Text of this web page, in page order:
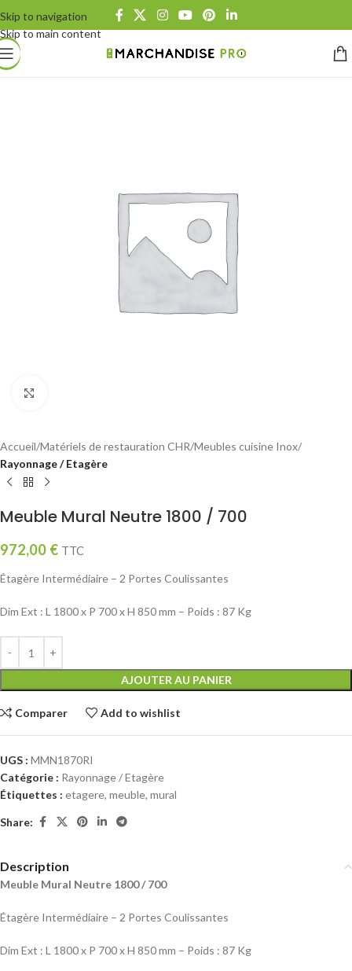
Skip to navigation
Skip to main content
Accueil Matériels de restauration CHR Meubles cuisine Inox
Rayonnage / Etagère
Meuble Mural Neutre 1800 / 700
972,00 € TTC
Étagère Intermédiaire – 2 Portes Coulissantes
Dim Ext : L 1800 x P 700 x H 850 mm – Poids : 87 Kg
AJOUTER AU PANIER
Comparer Add to wishlist
UGS : MMN1870RI
Catégorie : Rayonnage / Etagère
Étiquettes : etagere, meuble, mural
Share:
Description
Meuble Mural Neutre 1800 / 700
Étagère Intermédiaire – 2 Portes Coulissantes
Dim Ext : L 1800 x P 700 x H 850 mm – Poids : 87 Kg